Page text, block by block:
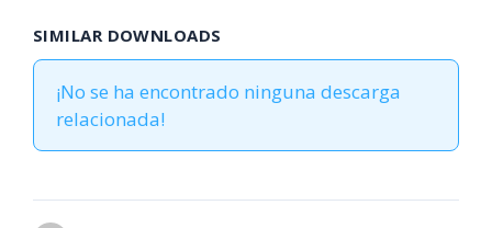
SIMILAR DOWNLOADS
¡No se ha encontrado ninguna descarga
relacionada!